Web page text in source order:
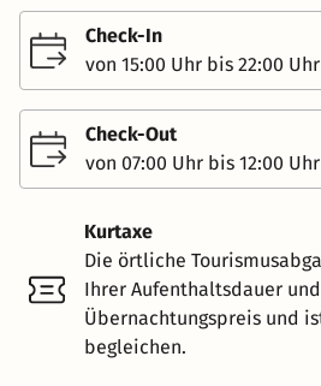
Check-In
von 15:00 Uhr bis 22:00 Uhr
Check-Out
von 07:00 Uhr bis 12:00 Uhr
Kurtaxe
Die örtliche
Ihrer Aufenthaltsdauer
Übernachtungspreis und
begleichen.